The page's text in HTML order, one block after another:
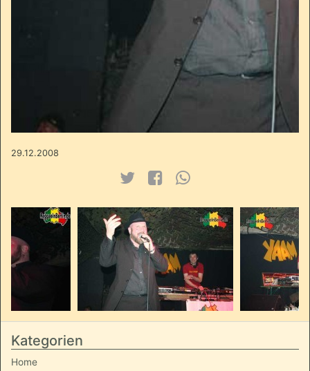
29.12.2008
Kategorien
Home